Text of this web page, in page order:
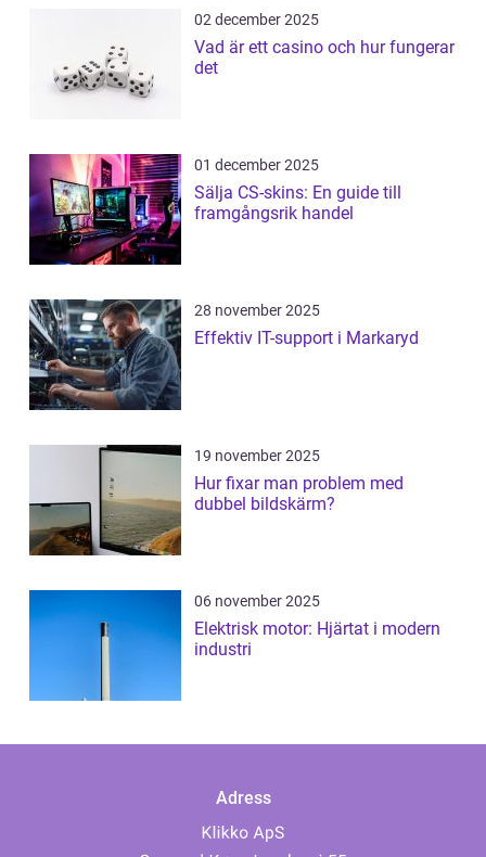
02 december 2025
Vad är ett casino och hur fungerar
det
01 december 2025
Sälja CS-skins: En guide till
framgångsrik handel
28 november 2025
Effektiv IT-support i Markaryd
19 november 2025
Hur fixar man problem med
dubbel bildskärm?
06 november 2025
Elektrisk motor: Hjärtat i modern
industri
Adress